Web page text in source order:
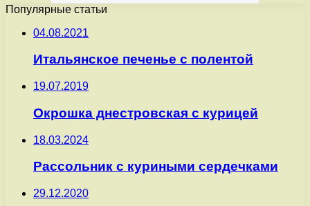
Популярные статьи
04.08.2021
Итальянское печенье с полентой
19.07.2019
Окрошка днестровская с курицей
18.03.2024
Рассольник с куриными сердечками
29.12.2020